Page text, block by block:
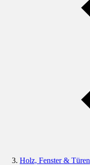
Holz, Fenster & Türen